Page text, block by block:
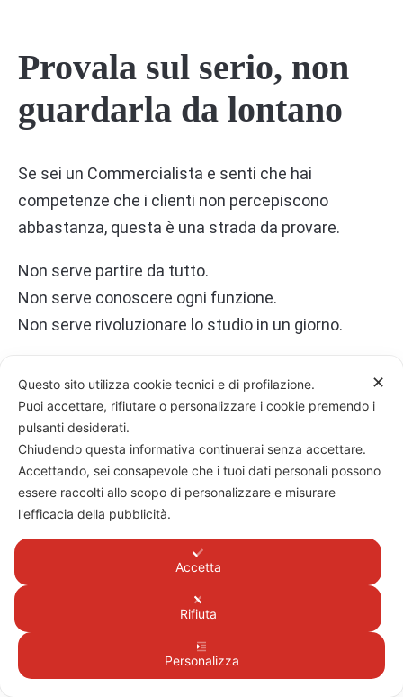
Provala sul serio, non
guardarla da lontano
Se sei un Commercialista e senti che hai
competenze che i clienti non percepiscono
abbastanza, questa è una strada da provare.
Non serve partire da tutto.
Non serve conoscere ogni funzione.
Non serve rivoluzionare lo studio in un giorno.
far vedere i numeri in modo diverso e osservare
cosa succede nella conversazione con il cliente.
Per questo l’invito è semplice:prova MasterBANK
gratis per 30 giorni, con tutor, su un caso pratico
reale.
Non una demo generica.
Non una presentazione astratta.
Non un giro veloce tra schermate.
Una prova concreta, guidata, su una situazione che
✕
Questo sito utilizza cookie tecnici e di profilazione.
Puoi accettare, rifiutare o personalizzare i cookie premendo i
pulsanti desiderati.
Chiudendo questa informativa continuerai senza accettare.
Accettando, sei consapevole che i tuoi dati personali possono
essere raccolti allo scopo di personalizzare e misurare
l'efficacia della pubblicità.
Accetta
Rifiuta
Personalizza